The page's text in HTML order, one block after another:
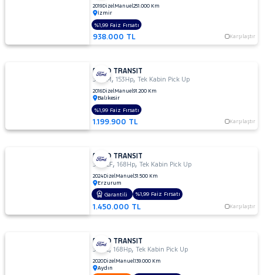
2019DizelManuel251.000 Km
İzmir
938.000 TL Karşılaştır
%1,99 Faiz Fırsatı
FORD TRANSIT
350 M ,153Hp,Tek Kabin Pick Up
2016DizelManuel91.200 Km
Balıkesir
1.199.900 TL Karşılaştır
%1,99 Faiz Fırsatı
FORD TRANSIT
350 LF,168Hp,Tek Kabin Pick Up
2024DizelManuel31.500 Km
Erzurum
1.450.000 TL Karşılaştır
Garantili %1,99 Faiz Fırsatı
FORD TRANSIT
350 L,168Hp,Tek Kabin Pick Up
2020DizelManuel139.000 Km
Aydın